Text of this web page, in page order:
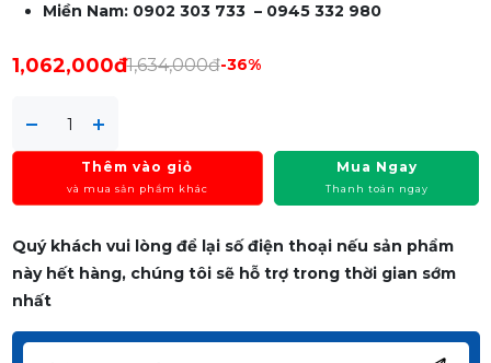
Miền Nam: 0902 303 733 – 0945 332 980
1,062,000đ1,634,000đ-36%
Thêm vào giỏ
và mua sản phẩm khác
Mua Ngay
Thanh toán ngay
Quý khách vui lòng để lại số điện thoại nếu sản phẩm
này hết hàng, chúng tôi sẽ hỗ trợ trong thời gian sớm
nhất